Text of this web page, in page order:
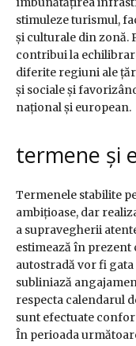
stimuleze turismul,
și culturale din zonă.
contribui la
diferite regiuni ale
și sociale și
național și european.
termene și
Termenele stabilite
ambițioase, dar
a supravegherii
estimează în prezent
autostradă vor fi
subliniază
respecta calendarul
sunt efectuate
În perioada